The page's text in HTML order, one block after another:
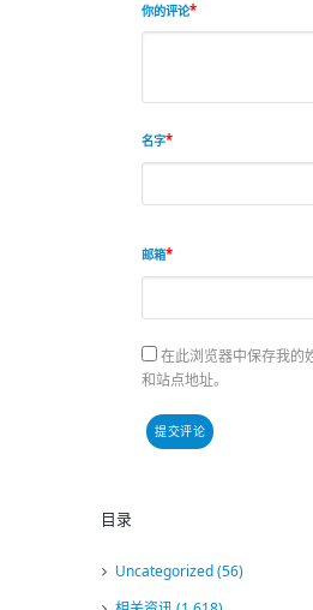
你的评论
名字
邮箱
在此浏览器中保存我的
和站点地址。
目录
Uncategorized(56)